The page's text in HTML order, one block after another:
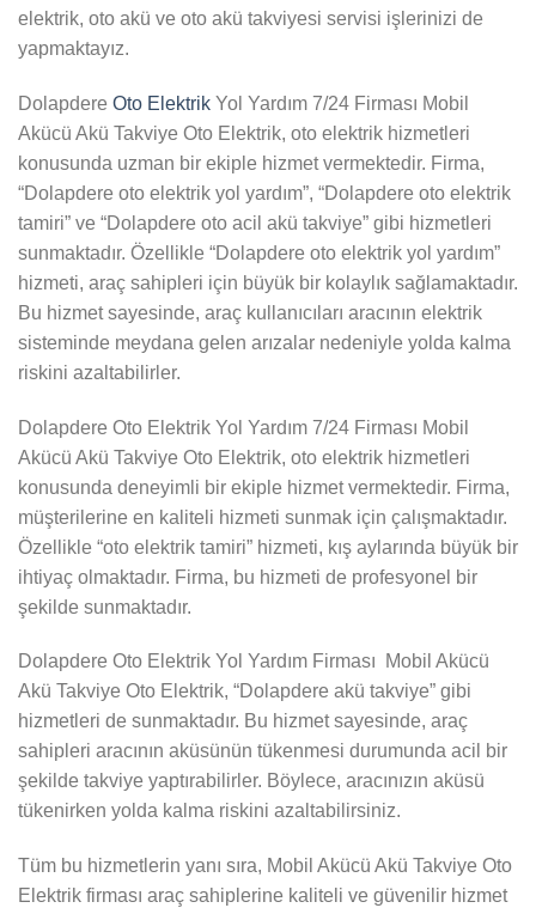
elektrik, oto akü ve oto akü takviyesi servisi işlerinizi de
yapmaktayız.
Dolapdere Oto Elektrik Yol Yardım 7/24 Firması Mobil
Akücü Akü Takviye Oto Elektrik, oto elektrik hizmetleri
konusunda uzman bir ekiple hizmet vermektedir. Firma,
“Dolapdere oto elektrik yol yardım”, “Dolapdere oto elektrik
tamiri” ve “Dolapdere oto acil akü takviye” gibi hizmetleri
sunmaktadır. Özellikle “Dolapdere oto elektrik yol yardım”
hizmeti, araç sahipleri için büyük bir kolaylık sağlamaktadır.
Bu hizmet sayesinde, araç kullanıcıları aracının elektrik
sisteminde meydana gelen arızalar nedeniyle yolda kalma
riskini azaltabilirler.
Dolapdere Oto Elektrik Yol Yardım 7/24 Firması Mobil
Akücü Akü Takviye Oto Elektrik, oto elektrik hizmetleri
konusunda deneyimli bir ekiple hizmet vermektedir. Firma,
müşterilerine en kaliteli hizmeti sunmak için çalışmaktadır.
Özellikle “oto elektrik tamiri” hizmeti, kış aylarında büyük bir
ihtiyaç olmaktadır. Firma, bu hizmeti de profesyonel bir
şekilde sunmaktadır.
Dolapdere Oto Elektrik Yol Yardım Firması Mobil Akücü
Akü Takviye Oto Elektrik, “Dolapdere akü takviye” gibi
hizmetleri de sunmaktadır. Bu hizmet sayesinde, araç
sahipleri aracının aküsünün tükenmesi durumunda acil bir
şekilde takviye yaptırabilirler. Böylece, aracınızın aküsü
tükenirken yolda kalma riskini azaltabilirsiniz.
Tüm bu hizmetlerin yanı sıra, Mobil Akücü Akü Takviye Oto
Elektrik firması araç sahiplerine kaliteli ve güvenilir hizmet